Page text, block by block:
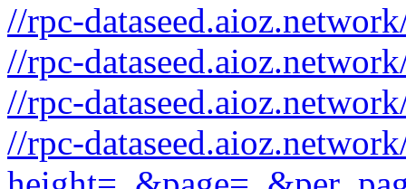
//rpc-
//rpc-
//rpc-
//rpc-